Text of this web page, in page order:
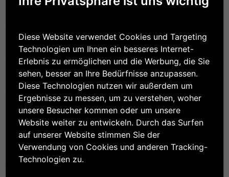
Diese Website verwendet Cookies und Targeting
Technologien um Ihnen ein besseres Internet-
Erlebnis zu ermöglichen und die Werbung, die Sie
sehen, besser an Ihre Bedürfnisse anzupassen.
Diese Technologien nutzen wir außerdem um
Ergebnisse zu messen, um zu verstehen, woher
unsere Besucher kommen oder um unsere
Website weiter zu entwickeln. Durch das Surfen
auf unserer Website stimmen Sie der
Verwendung von Cookies und anderen Tracking-
Technologien zu.
7,7 g
7,7 g
3,3 g
0,15 g